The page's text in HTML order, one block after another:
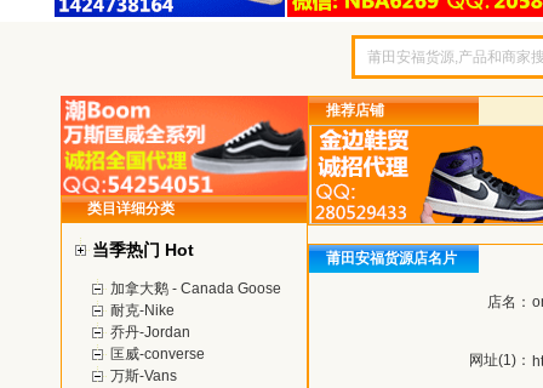
类目详细分类
当季热门 Hot
加拿大鹅 - Canada Goose
耐克-Nike
乔丹-Jordan
匡威-converse
万斯-Vans
推荐店铺
莆田安福货源店名片
店名：
网址(1)：